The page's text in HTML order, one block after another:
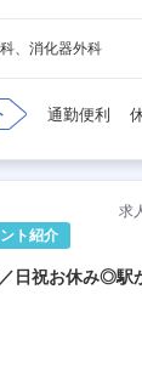
、消化器外科
通勤便利
ト紹介
求
日祝お休み◎駅